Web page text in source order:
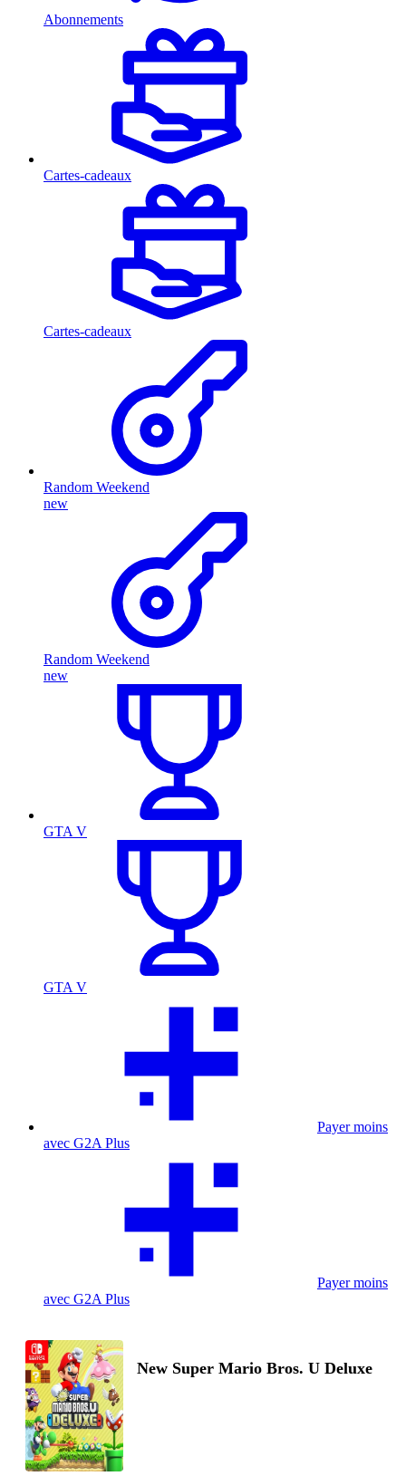
Abonnements
Cartes-cadeaux
Cartes-cadeaux
Random Weekend
new
Random Weekend
new
GTA V
GTA V
Payer moins
avec G2A Plus
Payer moins
avec G2A Plus
New Super Mario Bros. U Deluxe